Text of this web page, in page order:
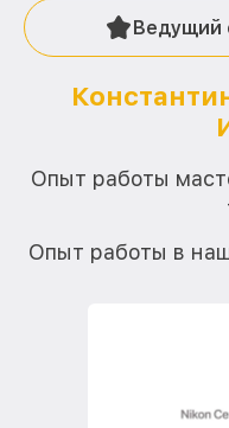
Ведущий
Опыт работы
Опыт работы в